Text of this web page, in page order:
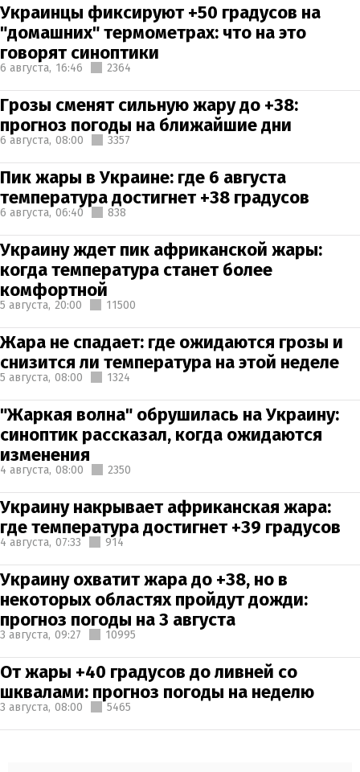
Украинцы фиксируют +50 градусов на
"домашних" термометрах: что на это
говорят синоптики
6 августа, 16:46 2364
Грозы сменят сильную жару до +38:
прогноз погоды на ближайшие дни
6 августа, 08:00 3357
Пик жары в Украине: где 6 августа
температура достигнет +38 градусов
6 августа, 06:40 838
Украину ждет пик африканской жары:
когда температура станет более
комфортной
5 августа, 20:00 11500
Жара не спадает: где ожидаются грозы и
снизится ли температура на этой неделе
5 августа, 08:00 1324
"Жаркая волна" обрушилась на Украину:
синоптик рассказал, когда ожидаются
изменения
4 августа, 08:00 2350
Украину накрывает африканская жара:
где температура достигнет +39 градусов
4 августа, 07:33 914
Украину охватит жара до +38, но в
некоторых областях пройдут дожди:
прогноз погоды на 3 августа
3 августа, 09:27 10995
От жары +40 градусов до ливней со
шквалами: прогноз погоды на неделю
3 августа, 08:00 5465